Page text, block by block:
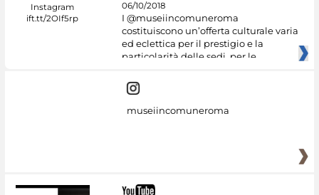
06/10/2018
I @museiincomuneroma
costituiscono un’offerta culturale varia
ed eclettica per il prestigio e la
particolarità delle sedi, per le
museiincomuneroma